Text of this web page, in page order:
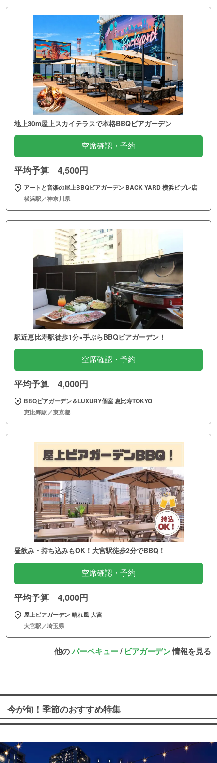
地上30m屋上スカイテラスで本格BBQビアガーデン
空席確認・予約
平均予算 4,500円
アートと音楽の屋上BBQビアガーデン BACK YARD 横浜ビブレ店
横浜駅／神奈川県
駅近恵比寿駅徒歩1分×手ぶらBBQビアガーデン！
空席確認・予約
平均予算 4,000円
BBQビアガーデン＆LUXURY個室 恵比寿TOKYO
恵比寿駅／東京都
昼飲み・持ち込みもOK！大宮駅徒歩2分でBBQ！
空席確認・予約
平均予算 4,000円
屋上ビアガーデン 晴れ風 大宮
大宮駅／埼玉県
他のバーベキュー/ ビアガーデン情報を見る
今が旬！季節のおすすめ特集